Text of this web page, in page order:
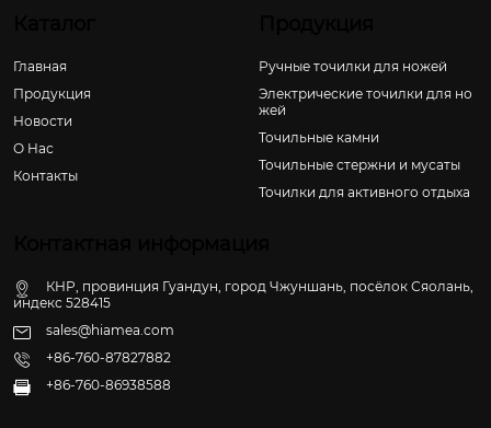
Главная
Продукция
Новости
О Hас
Контакты
Ручные точилки для ножей
Электрические точилки для но
жей
Точильные камни
Точильные стержни и мусаты
Точилки для активного отдыха
КНР, провинция Гуандун, город Чжуншань, посёлок Сяолань,
индекс 528415
sales@hiamea.com
+86-760-87827882
 +86-760-86938588